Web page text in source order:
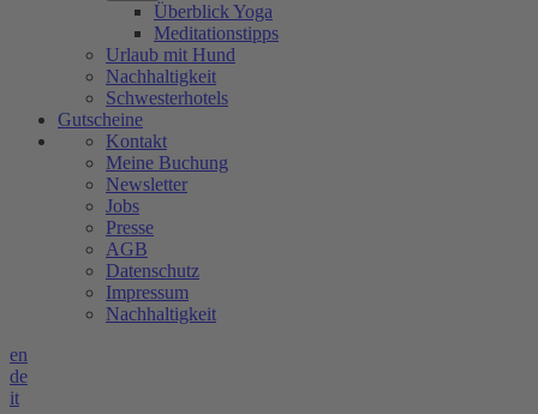
Überblick Yoga
Meditationstipps
Urlaub mit Hund
Nachhaltigkeit
Schwesterhotels
Gutscheine
Kontakt
Meine Buchung
Newsletter
Jobs
Presse
AGB
Datenschutz
Impressum
Nachhaltigkeit
en
de
it